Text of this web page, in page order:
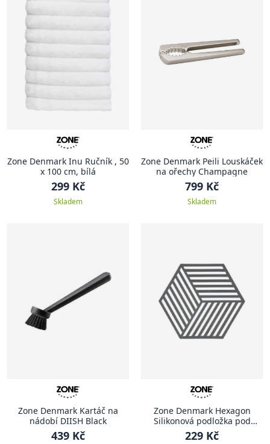
Zone Denmark Inu Ručník , 50
x 100 cm, bílá
299 Kč
Skladem
Zone Denmark Peili Louskáček
na ořechy Champagne
799 Kč
Skladem
Zone Denmark Kartáč na
nádobí DIISH Black
439 Kč
Zone Denmark Hexagon
Silikonová podložka pod
hrnec 1 ks, tmavě šedá
229 Kč